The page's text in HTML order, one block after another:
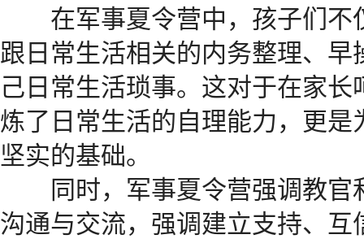
在军事夏令营中，孩子们不
跟日常生活相关的内务整理、
己日常生活琐事。这对于在家
炼了日常生活的自理能力，更
坚实的基础。
同时，军事夏令营强调教官
沟通与交流，强调建立支持、